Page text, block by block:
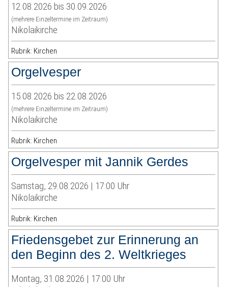
12.08.2026 bis 30.09.2026
(mehrere Einzeltermine im Zeitraum)
Nikolaikirche
Rubrik: Kirchen
Orgelvesper
15.08.2026 bis 22.08.2026
(mehrere Einzeltermine im Zeitraum)
Nikolaikirche
Rubrik: Kirchen
Orgelvesper mit Jannik Gerdes
Samstag, 29.08.2026 | 17:00 Uhr
Nikolaikirche
Rubrik: Kirchen
Friedensgebet zur Erinnerung an
den Beginn des 2. Weltkrieges
Montag, 31.08.2026 | 17:00 Uhr